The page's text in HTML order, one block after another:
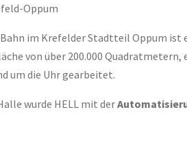
Oppum
Bahn im Krefelder Stadtteil Oppum
von über 200.000
um die Uhr gearbeitet.
wurde HELL mit der